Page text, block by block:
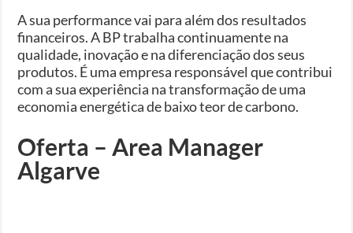
A sua performance vai para além dos resultados
financeiros. A BP trabalha continuamente na
qualidade, inovação e na diferenciação dos seus
produtos. É uma empresa responsável que contribui
com a sua experiência na transformação de uma
economia energética de baixo teor de carbono.
Oferta – Area Manager
Algarve